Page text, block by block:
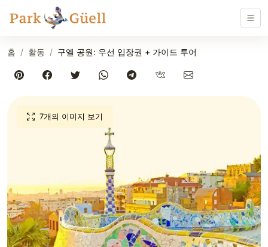
홈 활동 구엘 공원: 우선 입장권 + 가이드 투어
7개의 이미지 보기